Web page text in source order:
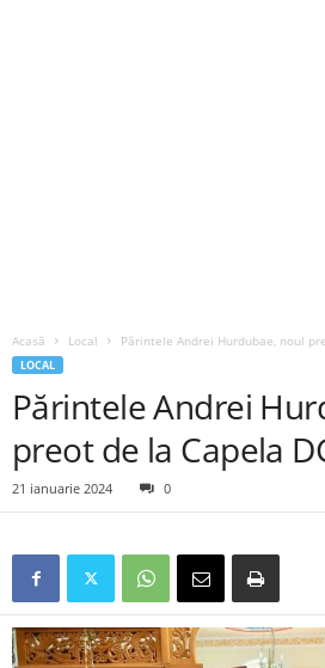
Acasă Local Părintele Andrei Hurdubae, noul
LOCAL
Părintele Andrei
preot de la Capela
21 ianuarie 2024 0